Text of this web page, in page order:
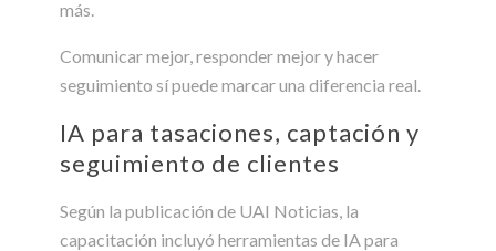
más.
Comunicar mejor, responder mejor y hacer
seguimiento sí puede marcar una diferencia real.
IA para tasaciones, captación y
seguimiento de clientes
Según la publicación de UAI Noticias, la
capacitación incluyó herramientas de IA para